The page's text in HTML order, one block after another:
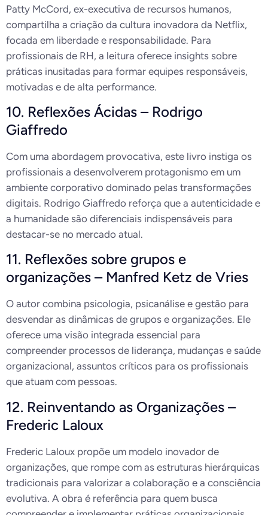
Patty McCord, ex-executiva de recursos humanos,
compartilha a criação da cultura inovadora da Netflix,
focada em liberdade e responsabilidade. Para
profissionais de RH, a leitura oferece insights sobre
práticas inusitadas para formar equipes responsáveis,
motivadas e de alta performance.
10. Reflexões Ácidas – Rodrigo
Giaffredo
Com uma abordagem provocativa, este livro instiga os
profissionais a desenvolverem protagonismo em um
ambiente corporativo dominado pelas transformações
digitais. Rodrigo Giaffredo reforça que a autenticidade e
a humanidade são diferenciais indispensáveis para
destacar-se no mercado atual.
11. Reflexões sobre grupos e
organizações – Manfred Ketz de Vries
O autor combina psicologia, psicanálise e gestão para
desvendar as dinâmicas de grupos e organizações. Ele
oferece uma visão integrada essencial para
compreender processos de liderança, mudanças e saúde
organizacional, assuntos críticos para os profissionais
que atuam com pessoas.
12. Reinventando as Organizações –
Frederic Laloux
Frederic Laloux propõe um modelo inovador de
organizações, que rompe com as estruturas hierárquicas
tradicionais para valorizar a colaboração e a consciência
evolutiva. A obra é referência para quem busca